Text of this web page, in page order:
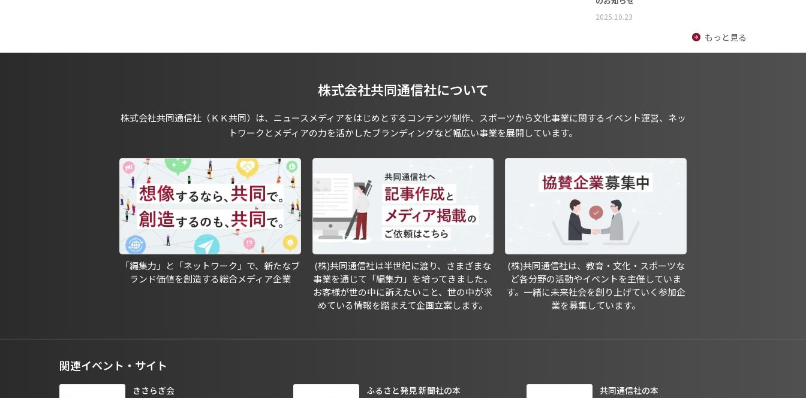
2025.10.23
もっと見る
株式会社共同通信社について
株式会社共同通信社（ＫＫ共同）は、ニュースメディアをはじめとするコンテンツ制作、スポーツから文化事業に関するイベント運営、ネッ
トワークとメディアの力を活かしたブランディングなど幅広い事業を展開しています。
「編集力」と「ネットワーク」で、新たなブ
ランド価値を創造する総合メディア企業
(株)共同通信社は半世紀に渡り、さまざまな
事業を通じて「編集力」を培ってきました。
お客様が世の中に訴えたいこと、世の中が求
めている情報を踏まえて企画立案します。
(株)共同通信社は、教育・文化・スポーツな
ど各分野の活動やイベントを主催していま
す。一緒に未来社会を創り上げていく参加企
業を募集しています。
関連イベント・サイト
きさらぎ会 ふるさと発見 新聞社の本 共同通信社の本